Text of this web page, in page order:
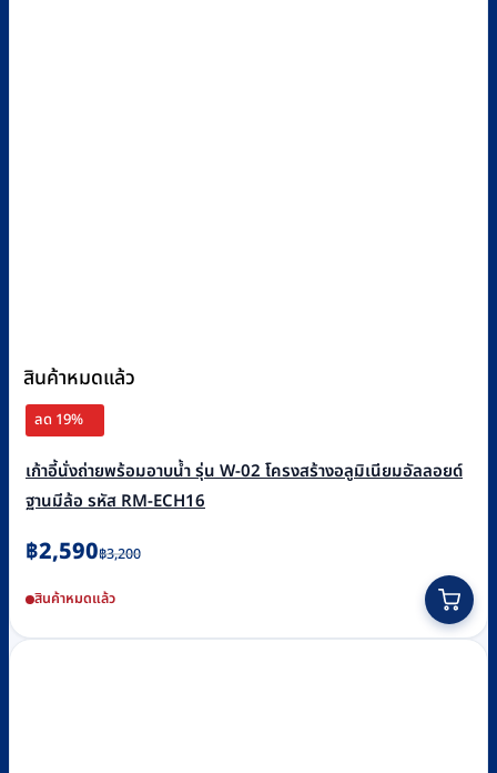
สินค้าหมดแล้ว
ลด 19%
เก้าอี้นั่งถ่ายพร้อมอาบน้ำ รุ่น W-02 โครงสร้างอลูมิเนียมอัลลอยด์
ฐานมีล้อ รหัส RM-ECH16
฿3,200
Original
was:
฿3,200.
฿2,590
Current
is:
฿2,590.
สินค้าหมดแล้ว